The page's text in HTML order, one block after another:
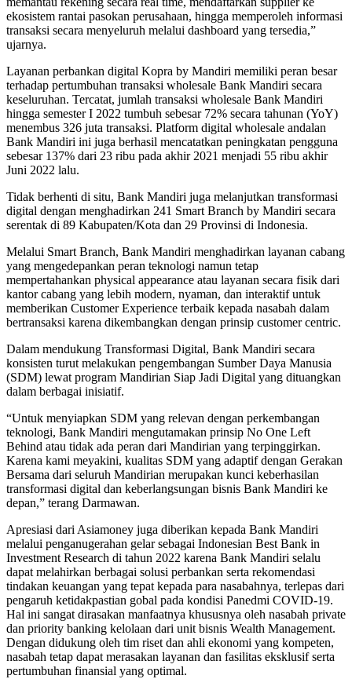
ekosistem rantai pasokan perusahaan, hingga memperoleh informasi
transaksi secara menyeluruh melalui dashboard yang tersedia,”
ujarnya.
Layanan perbankan digital Kopra by Mandiri memiliki peran besar
terhadap pertumbuhan transaksi wholesale Bank Mandiri secara
keseluruhan. Tercatat, jumlah transaksi wholesale Bank Mandiri
hingga semester I 2022 tumbuh sebesar 72% secara tahunan (YoY)
menembus 326 juta transaksi. Platform digital wholesale andalan
Bank Mandiri ini juga berhasil mencatatkan peningkatan pengguna
sebesar 137% dari 23 ribu pada akhir 2021 menjadi 55 ribu akhir
Juni 2022 lalu.
Tidak berhenti di situ, Bank Mandiri juga melanjutkan transformasi
digital dengan menghadirkan 241 Smart Branch by Mandiri secara
serentak di 89 Kabupaten/Kota dan 29 Provinsi di Indonesia.
Melalui Smart Branch, Bank Mandiri menghadirkan layanan cabang
yang mengedepankan peran teknologi namun tetap
mempertahankan physical appearance atau layanan secara fisik dari
kantor cabang yang lebih modern, nyaman, dan interaktif untuk
memberikan Customer Experience terbaik kepada nasabah dalam
bertransaksi karena dikembangkan dengan prinsip customer centric.
Dalam mendukung Transformasi Digital, Bank Mandiri secara
konsisten turut melakukan pengembangan Sumber Daya Manusia
(SDM) lewat program Mandirian Siap Jadi Digital yang dituangkan
dalam berbagai inisiatif.
“Untuk menyiapkan SDM yang relevan dengan perkembangan
teknologi, Bank Mandiri mengutamakan prinsip No One Left
Behind atau tidak ada peran dari Mandirian yang terpinggirkan.
Karena kami meyakini, kualitas SDM yang adaptif dengan Gerakan
Bersama dari seluruh Mandirian merupakan kunci keberhasilan
transformasi digital dan keberlangsungan bisnis Bank Mandiri ke
depan,” terang Darmawan.
Apresiasi dari Asiamoney juga diberikan kepada Bank Mandiri
melalui penganugerahan gelar sebagai Indonesian Best Bank in
Investment Research di tahun 2022 karena Bank Mandiri selalu
dapat melahirkan berbagai solusi perbankan serta rekomendasi
tindakan keuangan yang tepat kepada para nasabahnya, terlepas dari
pengaruh ketidakpastian gobal pada kondisi Panedmi COVID-19.
Hal ini sangat dirasakan manfaatnya khususnya oleh nasabah private
dan priority banking kelolaan dari unit bisnis Wealth Management.
Dengan didukung oleh tim riset dan ahli ekonomi yang kompeten,
nasabah tetap dapat merasakan layanan dan fasilitas eksklusif serta
pertumbuhan finansial yang optimal.